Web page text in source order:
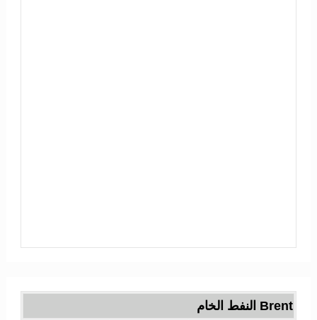
Brent النفط الخام